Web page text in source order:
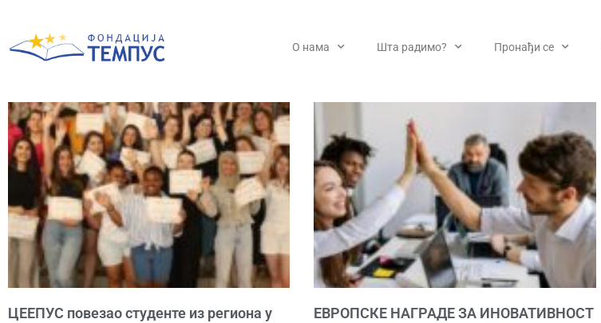
садржај
О нама Шта радимо? Пронађи се
ЦЕЕПУС повезао студенте из региона у
ЕВРОПСКЕ НАГРАДЕ ЗА ИНОВАТИВНОСТ